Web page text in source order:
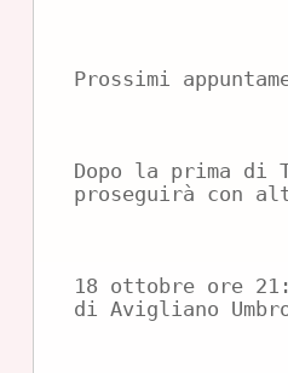
Prossimi
Dopo la prima di
proseguirà con
18 ottobre ore
di Avigliano